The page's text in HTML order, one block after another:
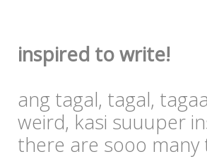
inspired to write!
ang tagal, tagal,
weird, kasi suuuper
there are sooo many